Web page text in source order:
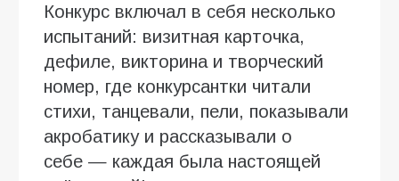
Конкурс включал в себя несколько
испытаний: визитная карточка,
дефиле, викторина и творческий
номер, где конкурсантки читали
стихи, танцевали, пели, показывали
акробатику и рассказывали о
себе — каждая была настоящей